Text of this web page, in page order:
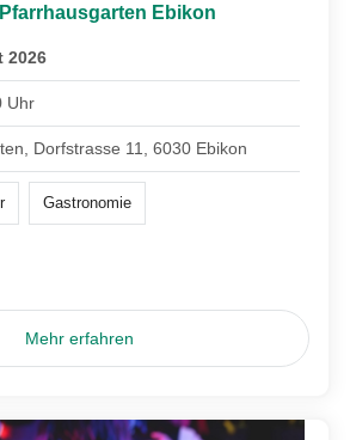
Ebikon
2026
Uhr
Dorfstrasse 11, 6030 Ebikon
Gastronomie
Mehr erfahren